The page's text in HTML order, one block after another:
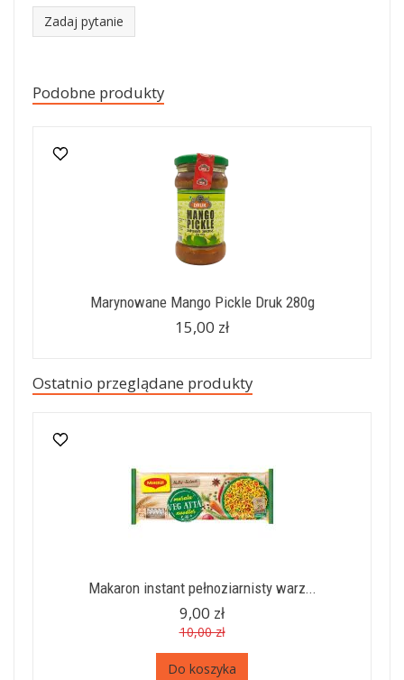
Zadaj pytanie
Podobne produkty
Marynowane Mango Pickle Druk 280g
15,00 zł
Ostatnio przeglądane produkty
Makaron instant pełnoziarnisty warz...
9,00 zł
10,00 zł
Do koszyka